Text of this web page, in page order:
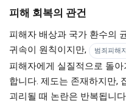
피해 회복의 관건
피해자 배상과 국가 환수의
귀속이 원칙이지만,
범죄피해
피해자에게 실질적으로 돌
합니다. 제도는 존재하지만,
괴리될 때 논란은 반복됩니